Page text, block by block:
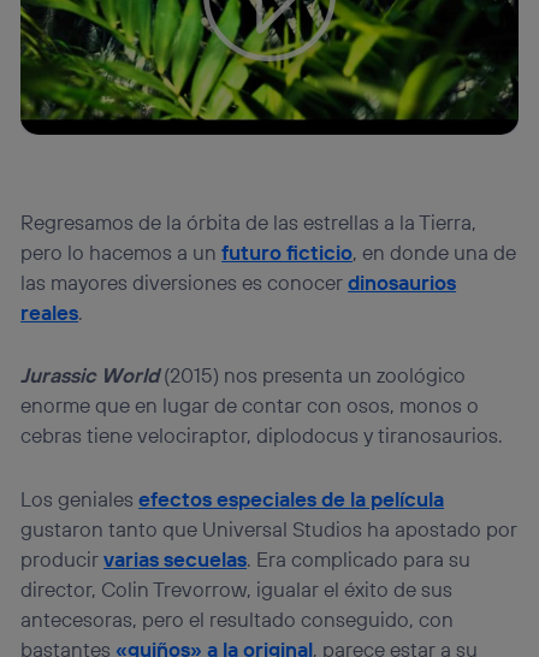
Regresamos de la órbita de las estrellas a la Tierra,
pero lo hacemos a unfuturo ficticio, en donde una de
las mayores diversiones es conocerdinosaurios
reales.
Jurassic World(2015) nos presenta un zoológico
enorme que en lugar de contar con osos, monos o
cebras tiene velociraptor, diplodocus y tiranosaurios.
Los genialesefectos especiales de la película
gustaron tanto que Universal Studios ha apostado por
producirvarias secuelas. Era complicado para su
director, Colin Trevorrow, igualar el éxito de sus
antecesoras, pero el resultado conseguido, con
bastantes«guiños» a la original, parece estar a su